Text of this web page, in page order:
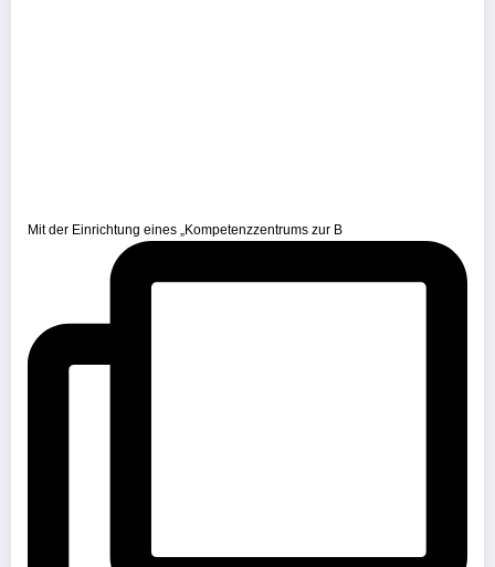
Mit der Einrichtung eines „Kompetenzzentrums zur B